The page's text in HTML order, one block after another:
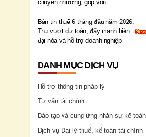
chuyển nhượng, góp vốn
Bản tin thuế 6 tháng đầu năm 2026:
Thu vượt dự toán, đẩy mạnh hiện
đại hóa và hỗ trợ doanh nghiệp
DANH MỤC DỊCH VỤ
Hỗ trợ thông tin pháp lý
Tư vấn tài chính
Đào tạo và cung ứng nhân sự kế toán
Dịch vụ Đại lý thuế, kế toán tài chính